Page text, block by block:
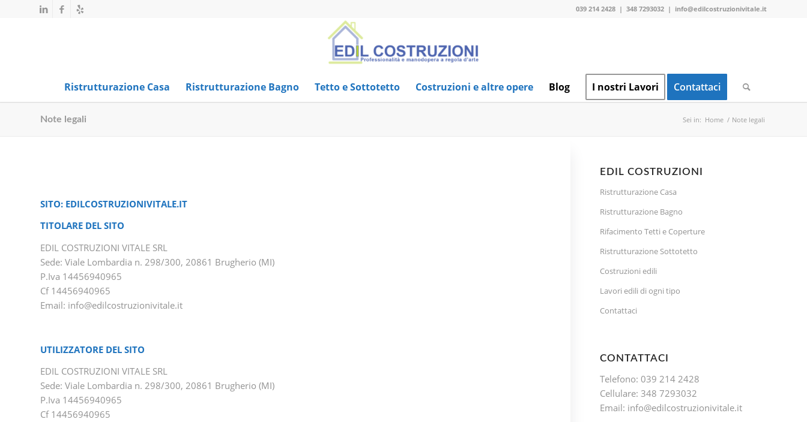
039 214 2428 | 348 7293032 | info@edilcostruzionivitale.it
Ristrutturazione Casa Ristrutturazione Bagno Tetto e Sottotetto Costruzioni e altre opere Blog I nostri Lavori Contattaci
Note legali Sei in: Home / Note legali
SITO: EDILCOSTRUZIONIVITALE.IT
TITOLARE DEL SITO
EDIL COSTRUZIONI VITALE SRL
Sede: Viale Lombardia n. 298/300, 20861 Brugherio (MI)
P.Iva 14456940965
Cf 14456940965
Email: info@edilcostruzionivitale.it
UTILIZZATORE DEL SITO
EDIL COSTRUZIONI VITALE SRL
Sede: Viale Lombardia n. 298/300, 20861 Brugherio (MI)
P.Iva 14456940965
Cf 14456940965
EDIL COSTRUZIONI
Ristrutturazione Casa
Ristrutturazione Bagno
Rifacimento Tetti e Coperture
Ristrutturazione Sottotetto
Costruzioni edili
Lavori edili di ogni tipo
Contattaci
CONTATTACI
Telefono:039 214 2428
Cellulare: 348 7293032
Email: info@edilcostruzionivitale.it